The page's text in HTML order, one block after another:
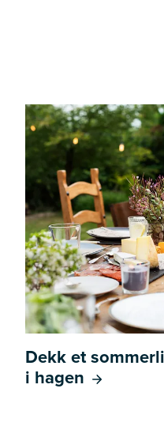
Dekk et
i hagen